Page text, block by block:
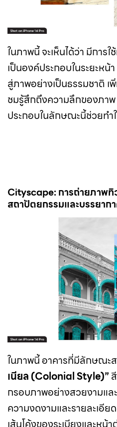
ในภาพนี้ จะเห็นได้ว่า มีการ
เป็นองค์ประกอบในระยะห
สู่ภาพอย่างเป็นธรรมชาติ เ
ชมรู้สึกถึงความลึกของภา
ประกอบในลักษณะนี้ช่วยท
Cityscape: การถ่ายภาพทิ
สถาปัตยกรรมและบรรยาก
ในภาพนี้ อาคารที่มีลักษณะ
เนียล (Colonial Style)”
กรอบภาพอย่างสวยงามแล
ความงดงามและรายละเอี